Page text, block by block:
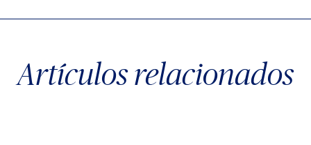
Artículos relacionados